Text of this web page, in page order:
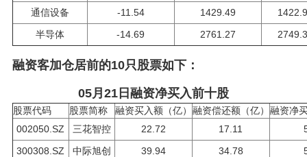
通信设备
-11.54 1429.49
半导体
-14.69 2761.27
融资客加仓居前的10只股票如下：
05月21日融资净买入前十股
股票代码 股票简称 融资买入额（亿） 融资偿还额（亿） 融资净
002050.SZ
三花智控 22.72 17.11
300308.SZ
中际旭创 39.94 34.78